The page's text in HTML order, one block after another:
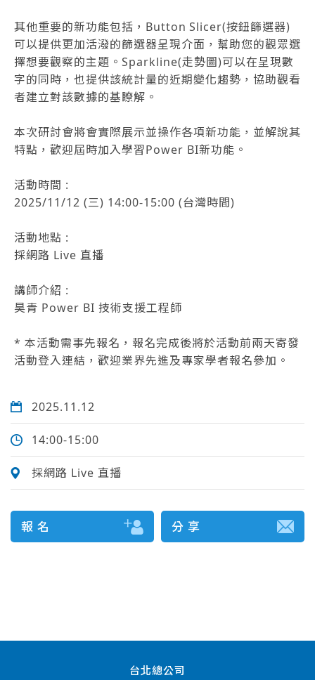
其他重要的新功能包括，Button Slicer(按鈕篩選器)
可以提供更加活潑的篩選器呈現介面，幫助您的觀眾選
擇想要觀察的主題。Sparkline(走勢圖)可以在呈現數
字的同時，也提供該統計量的近期變化趨勢，協助觀看
者建立對該數據的基瞭解。
本次研討會將會實際展示並操作各項新功能，並解說其
特點，歡迎屆時加入學習Power BI新功能。
活動時間 :
2025/11/12 (三) 14:00-15:00 (台灣時間)
活動地點 :
採網路 Live 直播
講師介紹 :
昊青 Power BI 技術支援工程師
* 本活動需事先報名，報名完成後將於活動前兩天寄發
活動登入連結，歡迎業界先進及專家學者報名參加。
2025.11.12
14:00-15:00
採網路 Live 直播
報 名 分 享
台北總公司